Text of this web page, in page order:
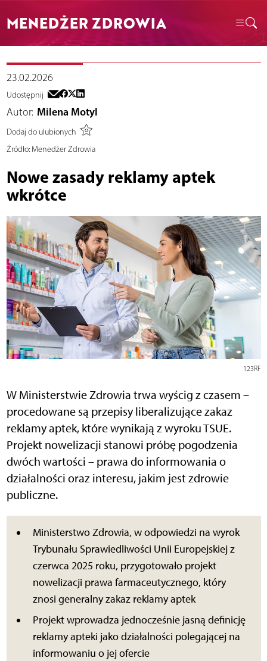
MENEDŻER ZDROWIA
23.02.2026
Udostępnij
Autor: Milena Motyl
Dodaj do ulubionych
Źródło:Menedżer Zdrowia
Nowe zasady reklamy aptek
wkrótce
123RF
W Ministerstwie Zdrowia trwa wyścig z czasem –
procedowane są przepisy liberalizujące zakaz
reklamy aptek, które wynikają z wyroku TSUE.
Projekt nowelizacji stanowi próbę pogodzenia
dwóch wartości – prawa do informowania o
działalności oraz interesu, jakim jest zdrowie
publiczne.
Ministerstwo Zdrowia, w odpowiedzi na wyrok
Trybunału Sprawiedliwości Unii Europejskiej z
czerwca 2025 roku, przygotowało projekt
nowelizacji prawa farmaceutycznego, który
znosi generalny zakaz reklamy aptek
Projekt wprowadza jednocześnie jasną definicję
reklamy apteki jako działalności polegającej na
informowaniu o jej ofercie